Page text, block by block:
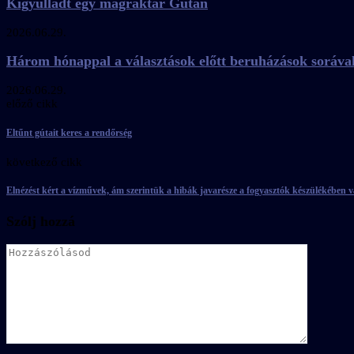
Kigyulladt egy magraktár Gútán
2026.06.29.
Három hónappal a választások előtt beruházások
2026.06.29.
előző cikk
Eltűnt gútait keres a rendőrség
következő cikk
Elnézést kért a vízművek, ám szerintük a hibák javarésze a fogyasztók készülékében
Szólj hozzá